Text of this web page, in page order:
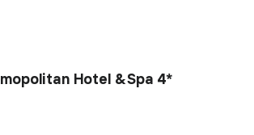
Hotel & Spa 4*